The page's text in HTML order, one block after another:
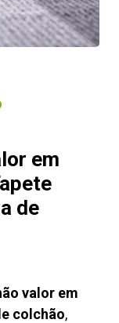
em
de
valor em
colchão,